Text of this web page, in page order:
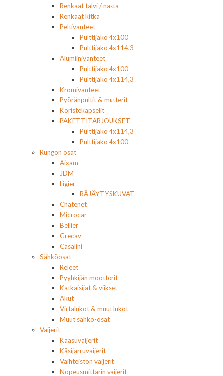
Renkaat talvi / nasta
Renkaat kitka
Peltivanteet
Pulttijako 4x100
Pulttijako 4x114,3
Alumiinivanteet
Pulttijako 4x100
Pulttijako 4x114,3
Kromivanteet
Pyöränpultit & mutterit
Koristekapselit
PAKETTITARJOUKSET
Pulttijako 4x114,3
Pulttijako 4x100
Rungon osat
Aixam
JDM
Ligier
RÄJÄYTYSKUVAT
Chatenet
Microcar
Bellier
Grecav
Casalini
Sähköosat
Releet
Pyyhkijän moottorit
Katkaisijat & viikset
Akut
Virtalukot & muut lukot
Muut sähkö-osat
Vaijerit
Kaasuvaijerit
Käsijarruvaijerit
Vaihteiston vaijerit
Nopeusmittarin vaijerit